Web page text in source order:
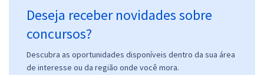
Deseja receber novidades sobre
concursos?
Descubra as oportunidades disponíveis dentro da sua área
de interesse ou da região onde você mora.